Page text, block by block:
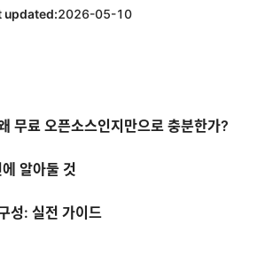
updated:2026-05-10
료 오픈소스인지만으로 충분한가?
알아둘 것
성: 실전 가이드